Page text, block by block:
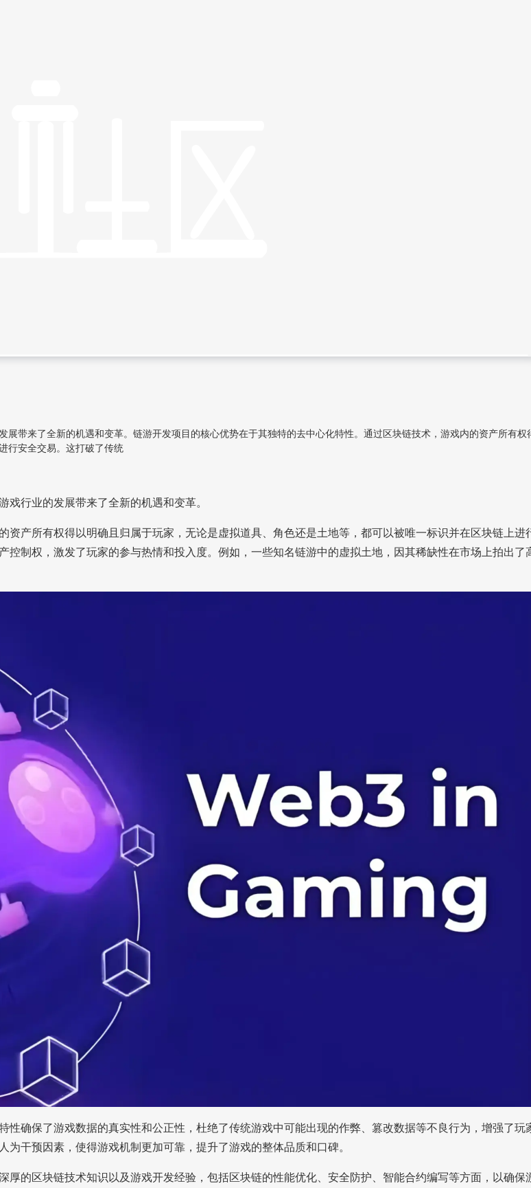
带来了全新的机遇和变革。链游开发项目的核心优势在于其独特的去中心化特性。通过区块链技术，游戏内的资产所有权
行安全交易。这打破了传统
行业的发展带来了全新的机遇和变革。
产所有权得以明确且归属于玩家，无论是虚拟道具、角色还是土地等，都可以被唯一标识并在区块链上进
制权，激发了玩家的参与热情和投入度。例如，一些知名链游中的虚拟土地，因其稀缺性在市场上拍出了
确保了游戏数据的真实性和公正性，杜绝了传统游戏中可能出现的作弊、篡改数据等不良行为，增强了玩
干预因素，使得游戏机制更加可靠，提升了游戏的整体品质和口碑。
的区块链技术知识以及游戏开发经验，包括区块链的性能优化、安全防护、智能合约编写等方面，以确保